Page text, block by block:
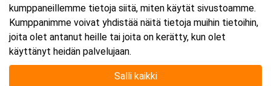
kumppaneillemme tietoja siitä, miten käytät sivustoamme.
Kumppanimme voivat yhdistää näitä tietoja muihin tietoihin,
joita olet antanut heille tai joita on kerätty, kun olet
käyttänyt heidän palvelujaan.
Salli kaikki